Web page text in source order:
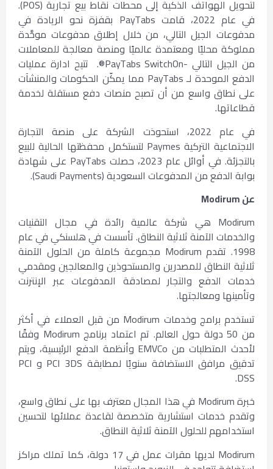
لتحويل الهواتف الذكية إلى محطات نقاط بيع تجارية (POS).
في عام 2022، قامت PayTabs بقفزة نحو الريادة في
مدفوعات الجيل التالي، من خلال إطلاق مدفوعات موحَّدة
مملوكة محليًا ومعتمدة عالميًا ومنصة معالجة للمعاملات
من الجيل التالي -PayTabs SwitchOn®. تتيح ادارة عمليات
الدفع الموحدة لـ PayTabs مما يمكّن الحكومات والمنشآت
على نطاق واسع من أن تصبح منصات دفع مستقلة لخدمة
قطاعاتها.
في عام 2022، استحوذت الشركة على منصة التجارة
الاجتماعية التركية Paymes لتستكمل محفظتها الحالية للبيع
بالتجزئة. في أوائل عام 2023، حصلت PayTabs على شهادة
بوابة الدفع من المدفوعات السعودية (Saudi Payments).
عنModirum
Modirum هي شركة عالمية رائدة في مجال التقنيات
والخدمات الآمنة ثلاثية النطاق. تأسست في هلسنكي في عام
1998. تقدم Modirum مجموعة كاملة من الحلول الآمنة
ثلاثية النطاق للمصدرين والمستحوذين والمعالجين ومقدمي
خدمات الدفع والتجار لمصادقة المدفوعات عبر الإنترنت
وتأمينها ومعالجتها.
تستخدم برامج وخدمات Modirum من قبل العملاء في أكثر
من 50 دولة حول العالم. تم اعتماد برنامج Modirum وفقًا
لأحدث المتطلبات من EMVCo وأنظمة الدفع الرئيسية، ويتم
تدقيق مرافق الاستضافة سنويًا لمطابقة PCI 3DS و PCI
DSS.
خبرة Modirum في هذا المجال معترف بها على نطاق واسع،
وتقدم خدمات استشارية متخصصة لقاعدة عملائها لتحسين
استخدامهم للحلول الآمنة ثلاثية النطاق.
Modirum لديها مقرات عمل في 17 دولة، كما تملك مراكز